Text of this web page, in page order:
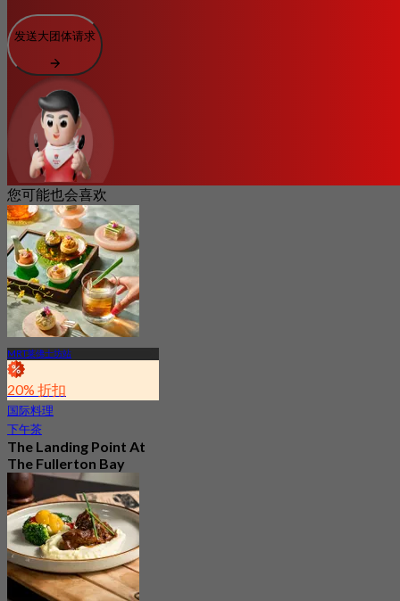
发送大团体请求
您可能也会喜欢
MRT莱佛士坊站
20% 折扣
国际料理
下午茶
The Landing Point At
The Fullerton Bay
Hotel Singapore
5.0
115 已预订
起S$ 65.23